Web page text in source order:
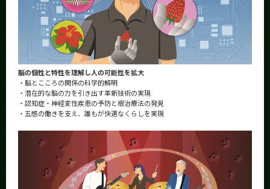
脳の個性と特性を理解し人の可能性を拡大
・脳とこころの関係の科学的解明
・潜在的な脳の力を引き出す革新技術の実現
・認知症・神経変性疾患の予防と根治療法の発見
・五感の働きを支え、誰もが快適なくらしを実現